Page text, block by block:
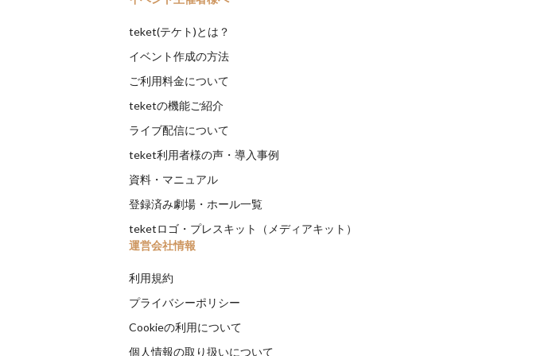
teket(テケト)とは？
イベント作成の方法
ご利用料金について
teketの機能ご紹介
ライブ配信について
teket利用者様の声・導入事例
資料・マニュアル
登録済み劇場・ホール一覧
teketロゴ・プレスキット（メディアキット）
運営会社情報
利用規約
プライバシーポリシー
Cookieの利用について
個人情報の取り扱いについて